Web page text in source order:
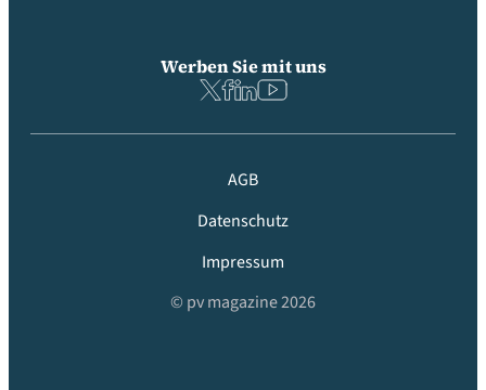
Werben Sie mit uns
AGB
Datenschutz
Impressum
© pv magazine 2026